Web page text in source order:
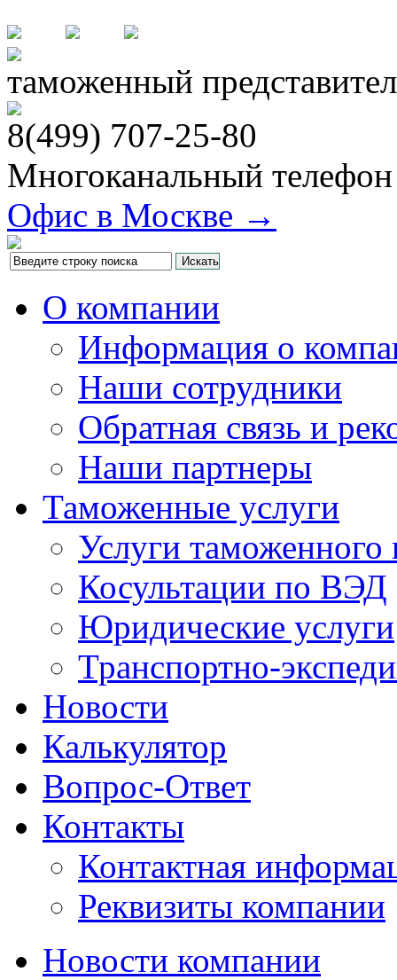
таможенный
8(499) 707-25-80
Многоканальный
Офис в Москве →
О компании
Информация о
Наши сотрудники
Обратная связь и
Наши партнеры
Таможенные услуги
Услуги таможенного
Косультации по ВЭД
Юридические услуги
Транспортно-
Новости
Калькулятор
Вопрос-Ответ
Контакты
Контактная
Реквизиты компании
Новости компании